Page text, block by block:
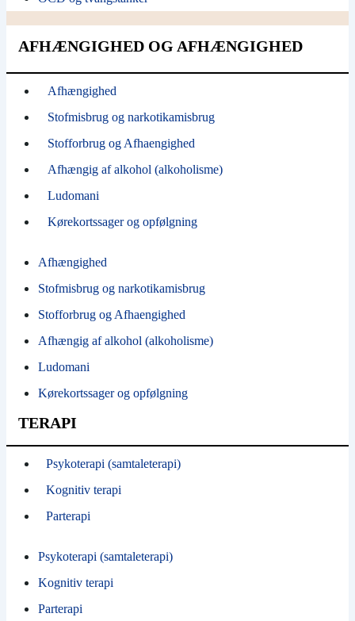
AFHÆNGIGHED OG AFHÆNGIGHED
Afhængighed
Stofmisbrug og narkotikamisbrug
Stofforbrug og Afhaengighed
Afhængig af alkohol (alkoholisme)
Ludomani
Kørekortssager og opfølgning
Afhængighed
Stofmisbrug og narkotikamisbrug
Stofforbrug og Afhaengighed
Afhængig af alkohol (alkoholisme)
Ludomani
Kørekortssager og opfølgning
TERAPI
Psykoterapi (samtaleterapi)
Kognitiv terapi
Parterapi
Psykoterapi (samtaleterapi)
Kognitiv terapi
Parterapi